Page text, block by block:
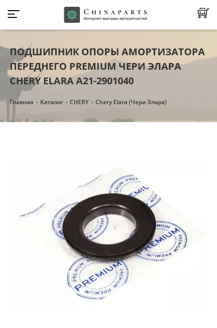
ПОДШИПНИК ОПОРЫ АМОРТИЗАТОРА
ПЕРЕДНЕГО PREMIUM ЧЕРИ ЭЛАРА
CHERY ELARA A21-2901040
Главная Каталог CHERY Chery Elara (Чери Элара)